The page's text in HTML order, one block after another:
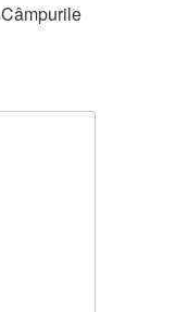
Câmpurile